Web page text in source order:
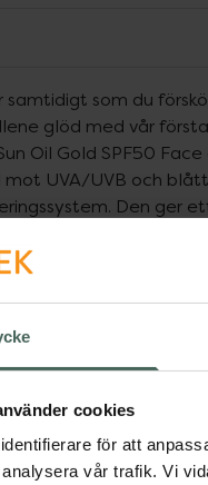
cookies
för att
vår trafik. Vi
samtidigt som du
glöd med vår första
Oil Gold SPF50 Face
UVA/UVB och
Den ger
och förebygger
och icke-
en icke-fet film, för
skimrande och
lyster.Den
sina noter av
inbjudan att njuta av